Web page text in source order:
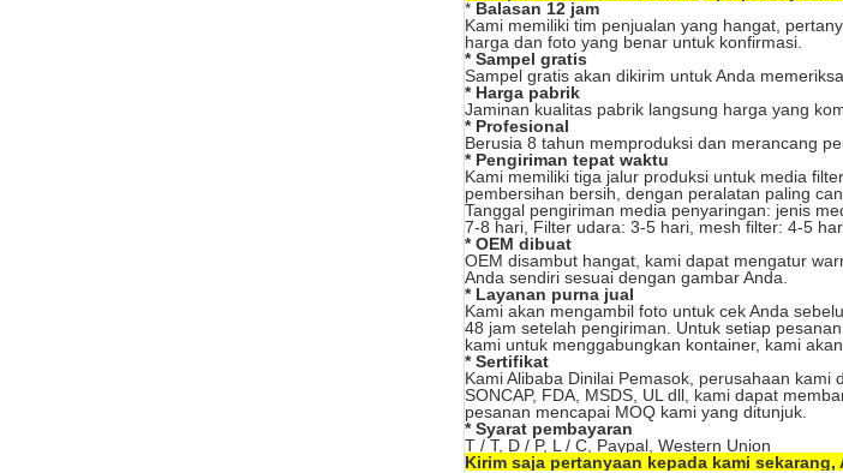
* Balasan 12 jam
Kami memiliki tim penjualan yang hangat,
harga dan foto yang benar untuk konfirmasi.
* Sampel gratis
Sampel gratis akan dikirim untuk Anda
* Harga pabrik
Jaminan kualitas pabrik langsung harga yang
* Profesional
Berusia 8 tahun memproduksi dan merancang
* Pengiriman tepat waktu
Kami memiliki tiga jalur produksi untuk media
pembersihan bersih, dengan peralatan paling
Tanggal pengiriman media penyaringan: jenis
7-8 hari, Filter udara: 3-5 hari, mesh filter: 4-5
* OEM dibuat
OEM disambut hangat, kami dapat mengatur
Anda sendiri sesuai dengan gambar Anda.
* Layanan purna jual
Kami akan mengambil foto untuk cek Anda
48 jam setelah pengiriman. Untuk setiap
kami untuk menggabungkan kontainer, kami
* Sertifikat
Kami Alibaba Dinilai Pemasok, perusahaan kami
SONCAP, FDA, MSDS, UL dll, kami dapat
pesanan mencapai MOQ kami yang ditunjuk.
* Syarat pembayaran
T / T, D / P, L / C, Paypal, Western Union
Kirim saja pertanyaan kepada kami